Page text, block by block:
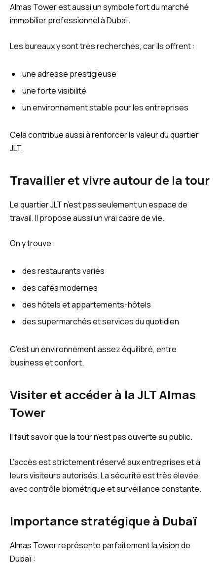
Almas Tower est aussi un symbole fort du marché
immobilier professionnel à Dubaï.
Les bureaux y sont très recherchés, car ils offrent :
une adresse prestigieuse
une forte visibilité
un environnement stable pour les entreprises
Cela contribue aussi à renforcer la valeur du quartier
JLT.
Travailler et vivre autour de la tour
Le quartier JLT n’est pas seulement un espace de
travail. Il propose aussi un vrai cadre de vie.
On y trouve :
des restaurants variés
des cafés modernes
des hôtels et appartements-hôtels
des supermarchés et services du quotidien
C’est un environnement assez équilibré, entre
business et confort.
Visiter et accéder à la JLT Almas
Tower
Il faut savoir que la tour n’est pas ouverte au public.
L’accès est strictement réservé aux entreprises et à
leurs visiteurs autorisés. La sécurité est très élevée,
avec contrôle biométrique et surveillance constante.
Importance stratégique à Dubaï
Almas Tower représente parfaitement la vision de
Dubaï :